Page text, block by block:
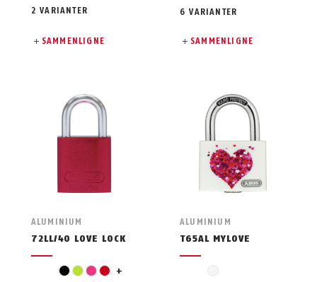
2 VARIANTER
SAMMENLIGNE
6 VARIANTER
SAMMENLIGNE
ALUMINIUM
72LL/40 LOVE LOCK
svartlysegrønn
pink
rød
turkis +
ALUMINIUM
T65AL MYLOVE
hvit